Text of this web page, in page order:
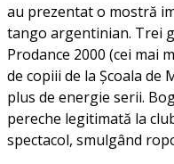
au prezentat o mostră
tango argentinian. Trei
Prodance 2000 (cei mai
de copiii de la Şcoala de
plus de energie serii.
pereche legitimată la
spectacol, smulgând